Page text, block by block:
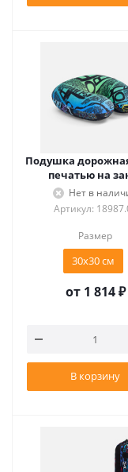
Подушка
печатью на
Нет в
Артикул:
Размер
30х30 см
от 1 814 ₽
В корзину